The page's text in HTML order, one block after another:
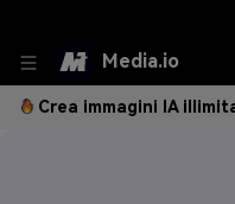
Media.io
Crea immagini IA